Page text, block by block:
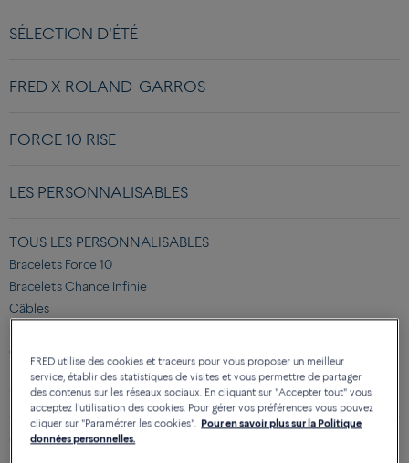
SÉLECTION D'ÉTÉ
FRED X ROLAND-GARROS
FORCE 10 RISE
LES PERSONNALISABLES
TOUS LES PERSONNALISABLES
Bracelets Force 10
Bracelets Chance Infinie
Câbles
Cabochons
CATÉGORIES
CATÉGORIES
FRED utilise des cookies et traceurs pour vous proposer un meilleur
service, établir des statistiques de visites et vous permettre de partager
des contenus sur les réseaux sociaux. En cliquant sur "Accepter tout" vous
acceptez l'utilisation des cookies. Pour gérer vos préférences vous pouvez
cliquer sur "Paramétrer les cookies". Pour en savoir plus sur la Politique
données personnelles.